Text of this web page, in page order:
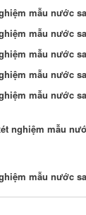
mẫu nước
mẫu nước
mẫu nước
mẫu nước
mẫu nước
nghiệm mẫu
mẫu nước